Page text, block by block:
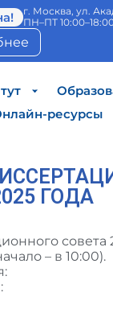
г. Москва, ул.
ПН–ПТ
ресурсы
ГОДА
– в 10:00).